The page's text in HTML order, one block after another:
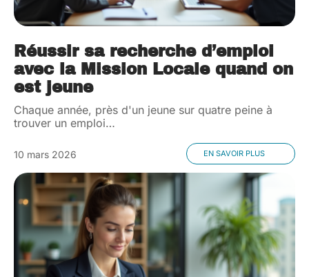
Réussir sa recherche d’emploi
avec la Mission Locale quand on
est jeune
Chaque année, près d'un jeune sur quatre peine à
trouver un emploi…
10 mars 2026 EN SAVOIR PLUS